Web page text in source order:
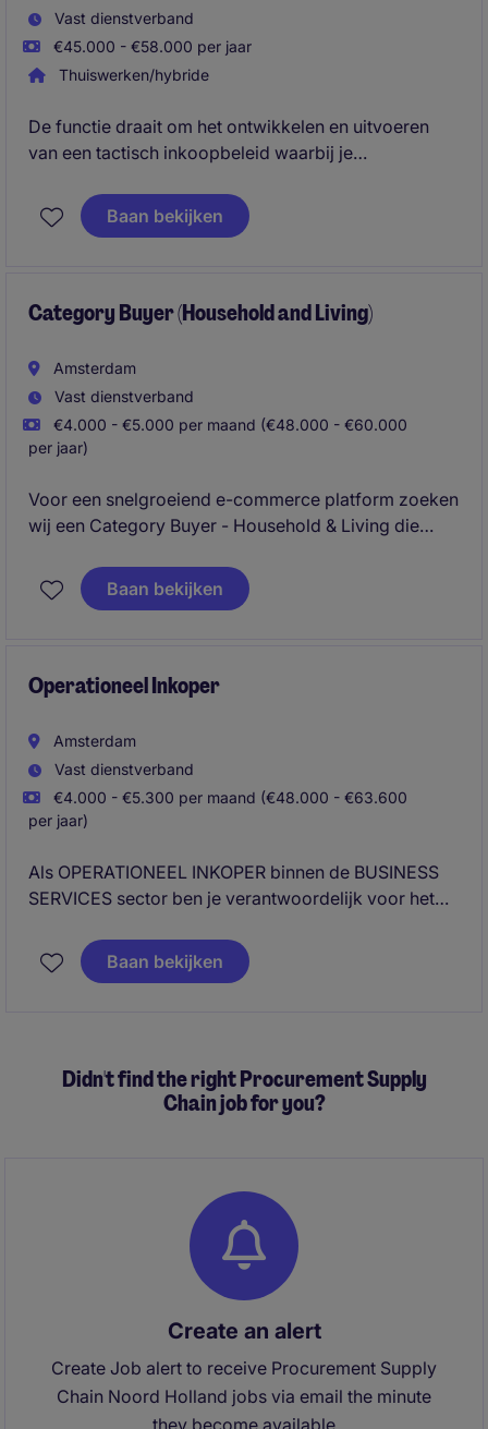
Vast dienstverband
€45.000 - €58.000 per jaar
Thuiswerken/hybride
De functie draait om het ontwikkelen en uitvoeren
van een tactisch inkoopbeleid waarbij je
relaties opbouwt met leveranciers en interne
stakeholders. Daarnaast zorg je ervoor dat de
voor kwaliteit, kostenbeheersing en verbetering.
Baan bekijken
Category Buyer (Household and Living)
Amsterdam
Vast dienstverband
€4.000 - €5.000 per maand (€48.000 - €60.000
per jaar)
Voor een snelgroeiend e-commerce platform zoeken
wij een Category Buyer - Household & Living die
omzet, marge en groei binnen deze categorie.
Baan bekijken
Operationeel Inkoper
Amsterdam
Vast dienstverband
€4.000 - €5.300 per maand (€48.000 - €63.600
per jaar)
Als OPERATIONEEL INKOPER binnen de BUSINESS
SERVICES sector ben je verantwoordelijk voor het
waarborgen van een soepele samenwerking met
leveranciers. Je draagt bij aan het optimaliseren van
Baan bekijken
Didn't find the right Procurement Supply
Chain job for you?
Create an alert
Create Job alert to receive Procurement Supply
Chain Noord Holland jobs via email the minute
they become available